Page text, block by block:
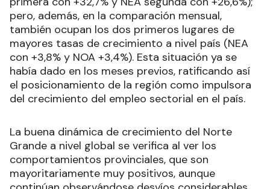
pero, además, en la comparación mensual,
también ocupan los dos primeros lugares de
mayores tasas de crecimiento a nivel país (NEA
con +3,8% y NOA +3,4%). Esta situación ya se
había dado en los meses previos, ratificando así
el posicionamiento de la región como impulsora
del crecimiento del empleo sectorial en el país.
La buena dinámica de crecimiento del Norte
Grande a nivel global se verifica al ver los
comportamientos provinciales, que son
mayoritariamente muy positivos, aunque